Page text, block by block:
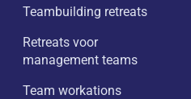
Teambuilding retreats
Retreats voor
management teams
Team workations